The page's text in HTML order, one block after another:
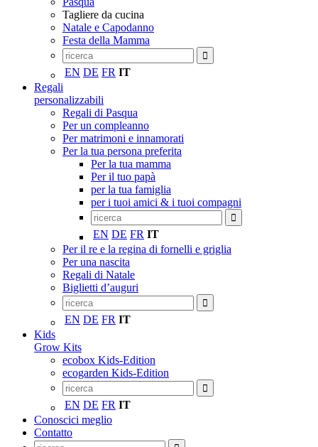
Tagliere da cucina
Natale e Capodanno
Festa della Mamma
EN DE FR IT
Regali
personalizzabili
Regali di Pasqua
Per un compleanno
Per matrimoni e innamorati
Per la tua persona preferita
Per la tua mamma
Per il tuo papà
per la tua famiglia
per i tuoi amici & i tuoi compagni
EN DE FR IT
Per il re e la regina di fornelli e griglia
Per una nascita
Regali di Natale
Biglietti d’auguri
EN DE FR IT
Kids
Grow Kits
ecobox Kids-Edition
ecogarden Kids-Edition
EN DE FR IT
Conoscici meglio
Contatto